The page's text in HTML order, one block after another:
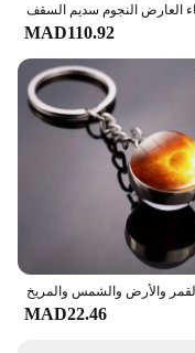
MAD110.92
MAD22.46